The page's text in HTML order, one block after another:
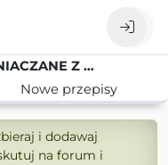
DOMOWE FRYTKI ZIEMNIACZANE Z PAPRYKĄ HALLOUMI I SOSEM CZOSNKOWYM
Nowe przepisy
i dodawaj
na forum i